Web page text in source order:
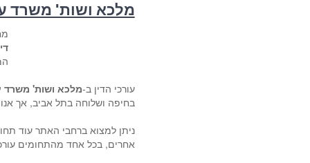
מלכא ושות' משרד
עורכי הדין ב-מלכא ושות' משרד
בחיפה ושלוחה בתל אביב, אך
ניתן למצוא ברחבי האתר עוד
אחרים, בכל אחד מהתחומים